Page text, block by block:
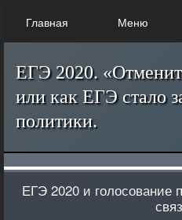
Главная Меню
ЕГЭ 2020.
или как ЕГЭ стало
политики.
ЕГЭ 2020 и голосование